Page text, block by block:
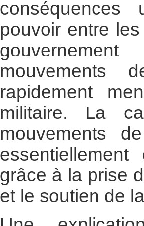
conséquences
pouvoir entre
mouvements
rapidement
militaire. La
mouvements
essentiellement
grâce à la prise
et le soutien de